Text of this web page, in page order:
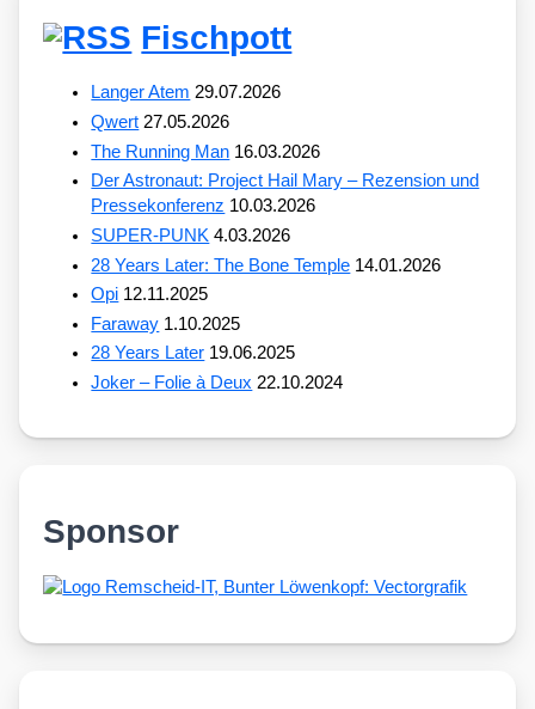
Fischpott
Langer Atem 29.07.2026
Qwert 27.05.2026
The Running Man 16.03.2026
Der Astronaut: Project Hail Mary – Rezension und
Pressekonferenz 10.03.2026
SUPER-PUNK 4.03.2026
28 Years Later: The Bone Temple 14.01.2026
Opi 12.11.2025
Faraway 1.10.2025
28 Years Later 19.06.2025
Joker – Folie à Deux 22.10.2024
Sponsor